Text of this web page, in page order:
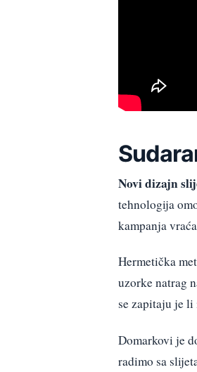
Novi dizajn
tehnologija
kampanja
Hermetička
uzorke natrag
se zapitaju je
Domarkovi je
radimo sa